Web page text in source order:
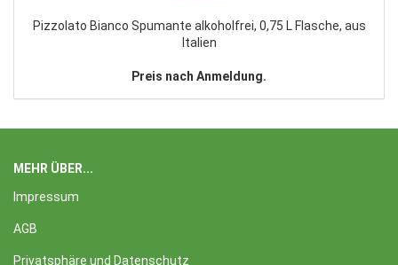
Pizzolato Bianco Spumante alkoholfrei, 0,75 L Flasche, aus
Italien
Preis nach Anmeldung.
MEHR ÜBER...
Impressum
AGB
Privatsphäre und Datenschutz